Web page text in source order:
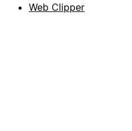
Web Clipper